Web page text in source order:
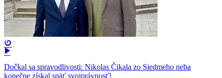
Dočkal sa spravodlivosti: Nikolas Čikala zo Siedmeho neba
konečne získal späť svojprávnosť!